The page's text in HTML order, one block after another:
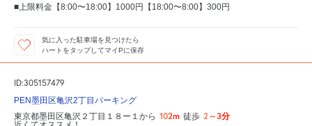
■上限料金【8:00〜18:00】1000円【18:00〜8:00】300円
気に入った駐車場を見つけたら
ハートをタップしてマイPに保存
ID:305157479
PEN墨田区亀沢2丁目パーキング
東京都墨田区亀沢２丁目１８ー１から 102m 徒歩 2～3分